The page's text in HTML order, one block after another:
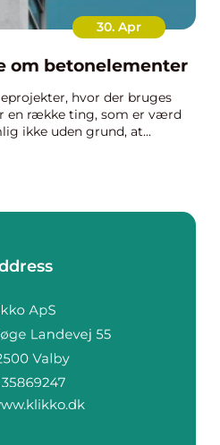
30. Apr
om betonelementer
hvor der bruges
en række ting, som er værd
ikke uden grund, at...